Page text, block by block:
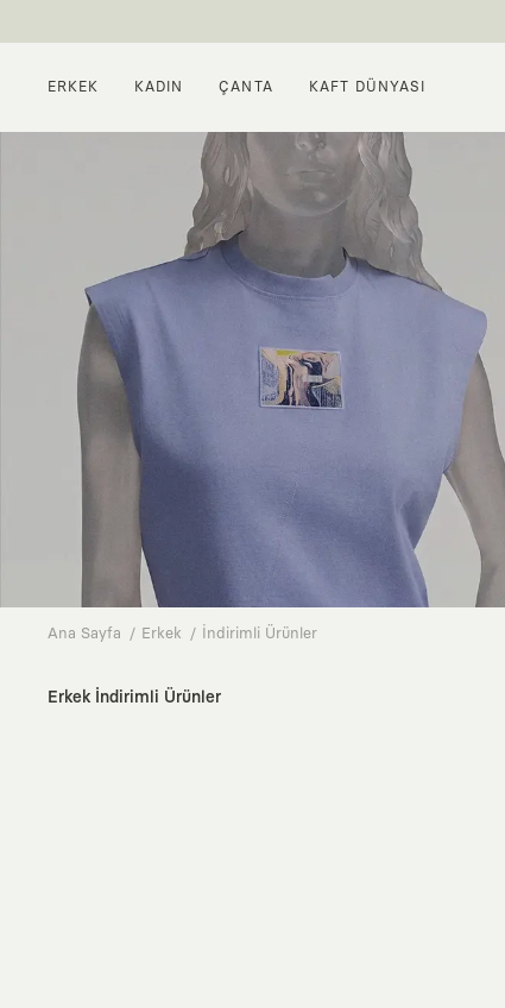
ERKEK KADIN ÇANTA KAFT DÜNYASI
Ana Sayfa Erkek İndirimli Ürünler
Erkek İndirimli Ürünler